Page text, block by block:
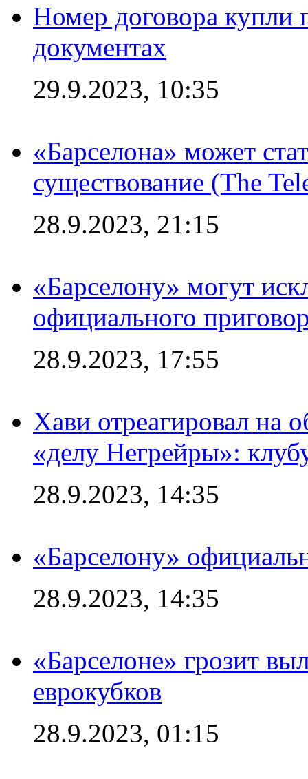
Номер договора купли
документах
29.9.2023, 10:35
«Барселона» может
существование (The
28.9.2023, 21:15
«Барселону» могут
официального
28.9.2023, 17:55
Хави отреагировал на
«делу Негрейры»:
28.9.2023, 14:35
«Барселону»
28.9.2023, 14:35
«Барселоне» грозит
еврокубков
28.9.2023, 01:15